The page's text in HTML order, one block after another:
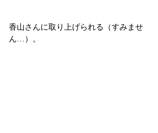
香山さんに取り上げられる（すみませ
ん…）。